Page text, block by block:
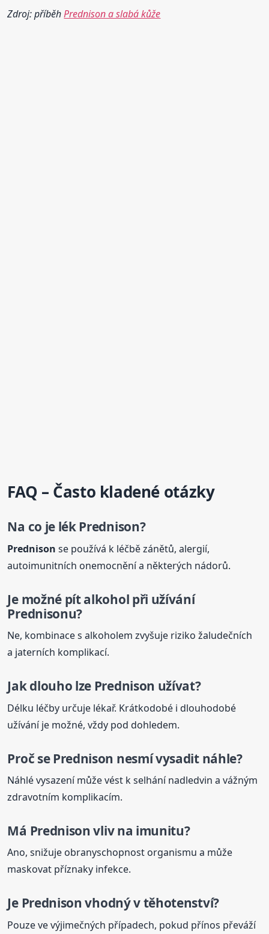
Zdroj: příběhPrednison a slabá kůže
FAQ – Často kladené otázky
Na co je lékPrednison?
Prednison se používá k léčbě zánětů, alergií,
autoimunitních onemocnění a některých nádorů.
Je možné pít alkohol při užívání
Prednisonu?
Ne, kombinace s alkoholem zvyšuje riziko žaludečních
a jaterních komplikací.
Jak dlouho lze Prednison užívat?
Délku léčby určuje lékař. Krátkodobé i dlouhodobé
užívání je možné, vždy pod dohledem.
Proč sePrednison nesmí vysadit náhle?
Náhlé vysazení může vést k selhání nadledvin a vážným
zdravotním komplikacím.
Má Prednison vliv na imunitu?
Ano, snižuje obranyschopnost organismu a může
maskovat příznaky infekce.
Je Prednison vhodný v těhotenství?
Pouze ve výjimečných případech, pokud přínos převáží